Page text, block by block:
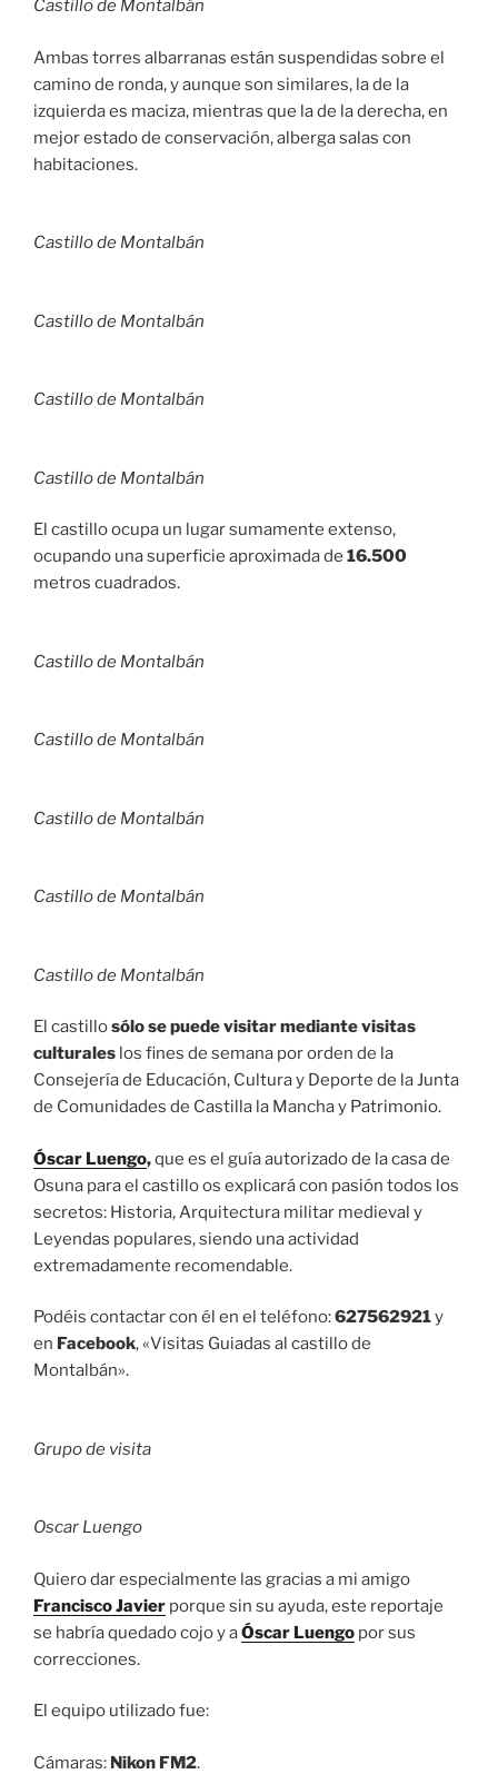
Castillo de Montalbán
Ambas torres albarranas están suspendidas sobre el
camino de ronda, y aunque son similares, la de la
izquierda es maciza, mientras que la de la derecha, en
mejor estado de conservación, alberga salas con
habitaciones.
Castillo de Montalbán
Castillo de Montalbán
Castillo de Montalbán
Castillo de Montalbán
El castillo ocupa un lugar sumamente extenso,
ocupando una superficie aproximada de 16.500
metros cuadrados.
Castillo de Montalbán
Castillo de Montalbán
Castillo de Montalbán
Castillo de Montalbán
Castillo de Montalbán
El castillosólo se puede visitar mediante visitas
culturales los fines de semana por orden de la
Consejería de Educación, Cultura y Deporte de la Junta
de Comunidades de Castilla la Mancha y Patrimonio.
Óscar Luengo,que es el guía autorizado de la casa de
Osuna para el castillo os explicará con pasión todos los
secretos: Historia, Arquitectura militar medieval y
Leyendas populares, siendo una actividad
extremadamente recomendable.
Podéis contactar con él en el teléfono:627562921y
en Facebook, «Visitas Guiadas al castillo de
Montalbán».
Grupo de visita
Oscar Luengo
Quiero dar especialmente las gracias a mi amigo
Francisco Javier porque sin su ayuda, este reportaje
se habría quedado cojo y aÓscar Luengo por sus
correcciones.
El equipo utilizado fue:
Cámaras: Nikon FM2.